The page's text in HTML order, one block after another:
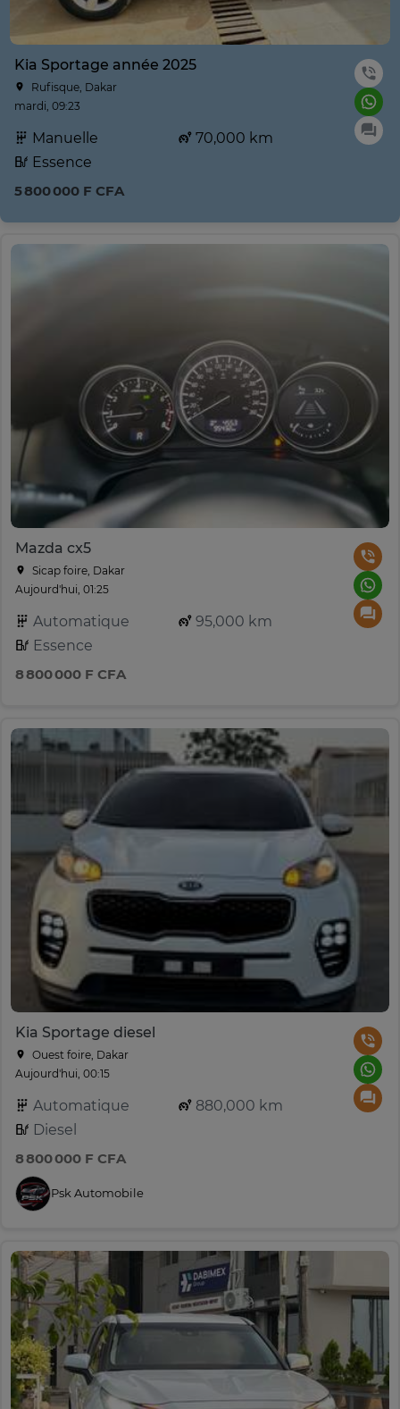
Kia Sportage année 2025
Rufisque, Dakar
mardi, 09:23
Manuelle
70,000 km
Essence
5 800 000 F CFA
Mazda cx5
Sicap foire, Dakar
Aujourd'hui, 01:25
Automatique
95,000 km
Essence
8 800 000 F CFA
Kia Sportage diesel
Ouest foire, Dakar
Aujourd'hui, 00:15
Automatique
880,000 km
Diesel
8 800 000 F CFA
Psk Automobile